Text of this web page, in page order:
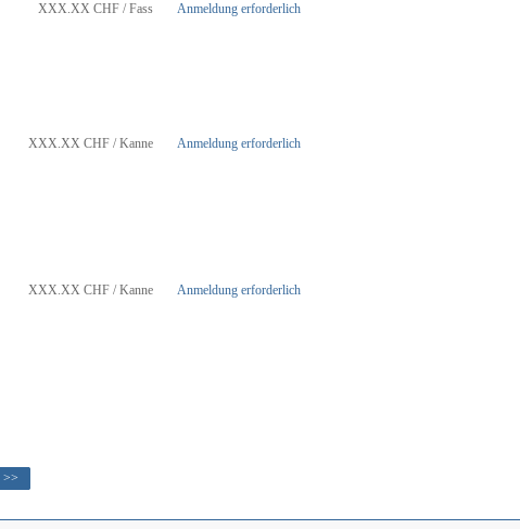
XXX.XX CHF / Fass Anmeldung erforderlich
XXX.XX CHF / Kanne Anmeldung erforderlich
XXX.XX CHF / Kanne Anmeldung erforderlich
>>